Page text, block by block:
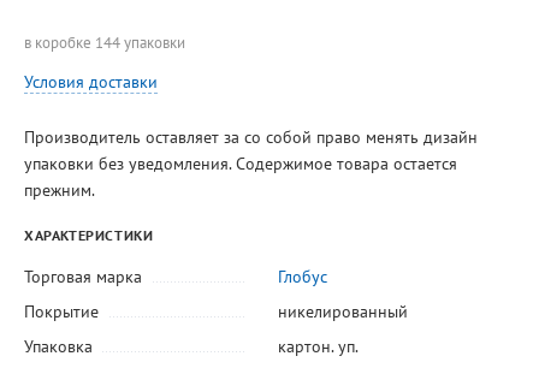
в коробке 144 упаковки
Условия доставки
Производитель оставляет за со собой право менять дизайн
упаковки без уведомления. Содержимое товара остается
прежним.
ХАРАКТЕРИСТИКИ
Торговая марка
Глобус
Покрытие
никелированный
Упаковка
картон. уп.